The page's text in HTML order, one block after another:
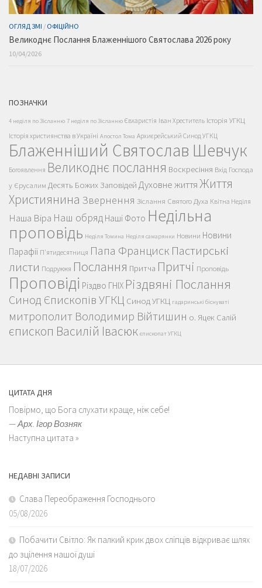
ОГЛЯД ЗМІ / ОФІЦІЙНО
Великоднє Послання Блаженнішого Святослава 2026 року
10/04/2026
ПОЗНАЧКИ
4 неділя по Зісланню 7 неділя по Зісланню Євхаристія Іван Хреститель Історія УГКЦ
Історія християнства в Україні Апостол Тома Архиєрейський Синод УГКЦ
Блаженніший Святослав Шевчук
Богоявлення Великоднє послання Воскресіння Вхід Господа
у Єрусалим Десять Божих Заповідей Духовне життяЖиття
Християнина Звернення Зіслання Святого Духа Квітна Неділя
Наша Віра Наш обряд Наші Фото Недільна
проповідь Неділя Томина Неділя самарянки Новини Новини
Парафії П'ятидесятниця Папа Франциск Пастирські
листи Подружжя Послання Притча Притчі Проповідь
Проповіді Різдво ГНІХ Різдвяні Послання
Синод Єпископів УГКЦ Синод УГКЦ гадаринські біснуваті
митрополит Володимир Війтишин о. Яцек Салій
єпископ Василій Івасюк єпископат УГКЦ
ЦИТАТА ДНЯ
Повірмо, що Бога слухати краще, ніж себе!
—Арх. Ігор Возняк
Наступна цитата »
НЕДАВНІ ЗАПИСИ
Слава Переображення Господнього
05/08/2026
Побачити Світло: Як палкий крик двох сліпців відкриває шлях
до зцілення нашої душі
18/07/2026